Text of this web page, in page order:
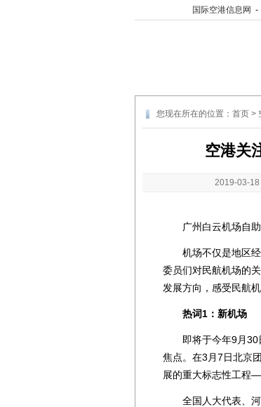
国际空港信息网 -
您现在所在的位置： 首页 >
空港关
2019-03-18
广州白云机场自助
机场不仅是地区经
委员们对民航机场的
发展方向，感受民航机
热词1：新机场
即将于今年9月30日
焦点。在3月7日北京
展的重大标志性工程
全国人大代表、河